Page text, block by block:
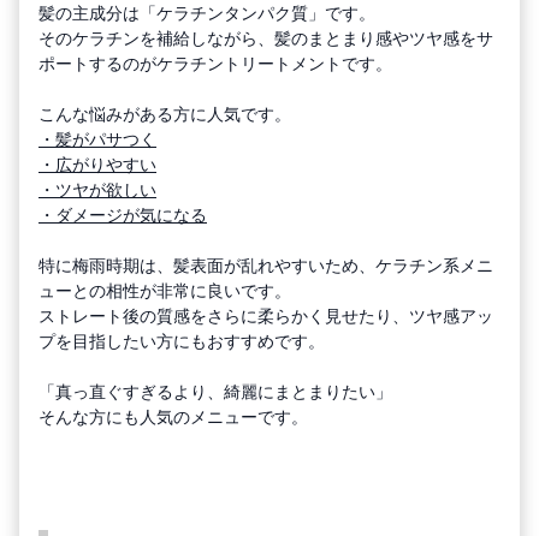
髪の主成分は「ケラチンタンパク質」です。
そのケラチンを補給しながら、髪のまとまり感やツヤ感をサ
ポートするのがケラチントリートメントです。
こんな悩みがある方に人気です。
・髪がパサつく
・広がりやすい
・ツヤが欲しい
・ダメージが気になる
特に梅雨時期は、髪表面が乱れやすいため、ケラチン系メニ
ューとの相性が非常に良いです。
ストレート後の質感をさらに柔らかく見せたり、ツヤ感アッ
プを目指したい方にもおすすめです。
「真っ直ぐすぎるより、綺麗にまとまりたい」
そんな方にも人気のメニューです。